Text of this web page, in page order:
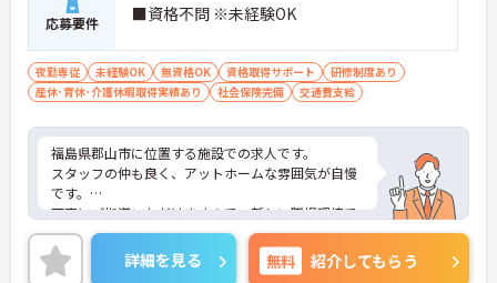
応募要件 ■資格不問 ※未経験OK
夜勤専従 未経験OK 無資格OK 資格取得サポート
研修制度あり
産休･育休･介護休暇取得実績あり
社会保険完備 交通費支給
福島県郡山市に位置する施設での求人です。
スタッフの仲も良く、アットホームな雰囲気が自慢
です。
丁寧にご指導いただけますので、新しい職場環境で
も安心してご就業していただけます。
ご興味ある方には、面接対策ポイントなど、詳細を
お話しいたしますのでお気軽にご相談ください。
詳細を見る 無料 紹介してもらう